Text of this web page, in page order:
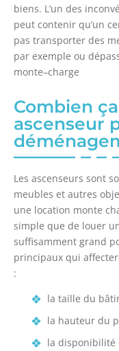
biens. L’un des
peut contenir qu’un
pas transporter des
par exemple ou
monte–charge
miami-
heat.ru
draws
in
of
online
surfers.
search
top
professional
design
bedste
Combien
ascenseur
Les ascenseurs sont
meubles et autres
une location monte
simple que de louer
suffisamment grand
principaux qui
:
la taille du
la hauteur du
la disponibilité